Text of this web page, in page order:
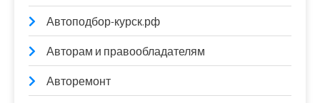
Автоподбор-курск.рф
Авторам и правообладателям
Авторемонт